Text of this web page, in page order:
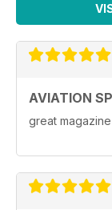
AVIATION
great magazine